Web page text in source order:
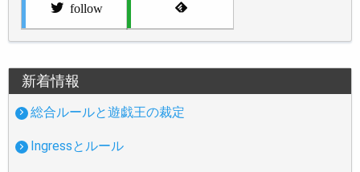
follow
新着情報
総合ルールと遊戯王の裁定
Ingressとルール